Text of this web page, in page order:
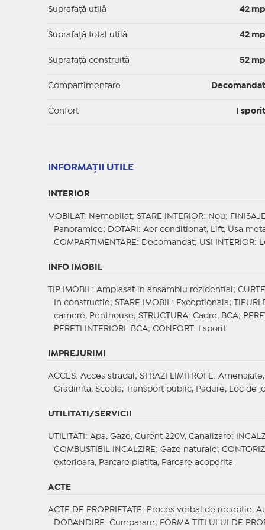
Suprafaţă utilă 42 mp
Suprafaţă total utilă 42 mp
Suprafaţă construită 52 mp
Compartimentare Decomandat
Confort I sporit
INFORMAŢII UTILE
INTERIOR
MOBILAT : Nemobilat; STARE INTERIOR: Nou;
Panoramice;
DOTARI : Aer conditionat, Lift, Usa
COMPARTIMENTARE : Decomandat; USI INTERIOR:
INFO IMOBIL
TIP IMOBIL : Amplasat in ansamblu rezidential; CURTE
In constructie; STARE IMOBIL : Exceptionala;
TIPURI
camere, Penthouse; STRUCTURA: Cadre, BCA;
PERETI INTERIORI : BCA; CONFORT : I sporit
IMPREJURIMI
ACCES: Acces stradal; STRAZI LIMITROFE :
Gradinita, Scoala, Transport public, Padure, Loc de
UTILITATI/SERVICII
UTILITATI : Apa, Gaze, Curent 220V, Canalizare;
COMBUSTIBIL INCALZIRE : Gaze naturale;
exterioara, Parcare platita, Parcare acoperita
ACTE
ACTE DE PROPRIETATE : Proces verbal de receptie,
DOBANDIRE : Cumparare; FORMA TITLULUI DE